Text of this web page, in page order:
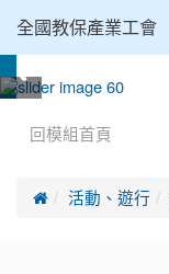
全國教保產業工會
回模組首頁
 活動、遊行